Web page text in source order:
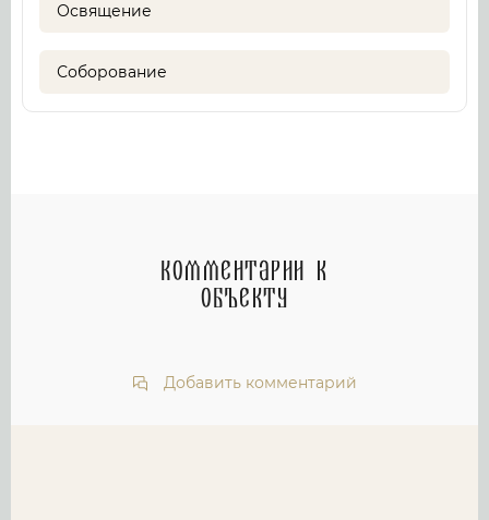
Освящение
Соборование
Комментарии к
объекту
Добавить комментарий